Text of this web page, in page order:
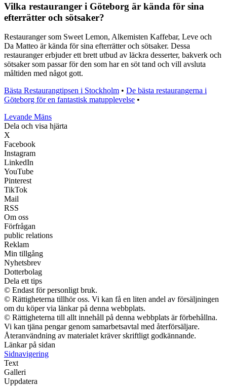
Vilka restauranger i Göteborg är kända för sina
efterrätter och sötsaker?
Restauranger som Sweet Lemon, Alkemisten Kaffebar, Leve och
Da Matteo är kända för sina efterrätter och sötsaker. Dessa
restauranger erbjuder ett brett utbud av läckra desserter, bakverk och
sötsaker som passar för den som har en söt tand och vill avsluta
måltiden med något gott.
Bästa Restaurangtipsen i Stockholm • De bästa restaurangerna i
Göteborg för en fantastisk matupplevelse •
Levande Mäns
Dela och visa hjärta
X
Facebook
Instagram
LinkedIn
YouTube
Pinterest
TikTok
Mail
RSS
Om oss
Förfrågan
public relations
Reklam
Min tillgång
Nyhetsbrev
Dotterbolag
Dela ett tips
© Endast för personligt bruk.
© Rättigheterna tillhör oss. Vi kan få en liten andel av försäljningen
om du köper via länkar på denna webbplats.
© Rättigheterna till allt innehåll på denna webbplats är förbehållna.
Vi kan tjäna pengar genom samarbetsavtal med återförsäljare.
Återanvändning av materialet kräver skriftligt godkännande.
Länkar på sidan
Sidnavigering
Text
Galleri
Uppdatera